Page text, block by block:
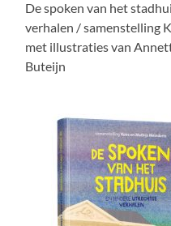
De spoken van het
verhalen / samenstelling
met illustraties van
Buteijn